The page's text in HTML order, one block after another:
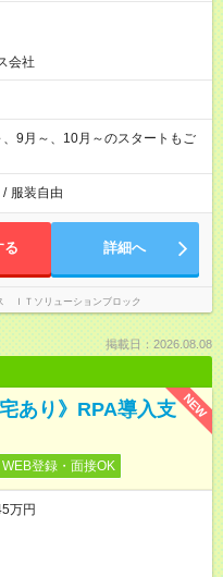
会社
9月～、10月～のスタートもご
/ 服装自由
る 詳細へ
ＩＴソリューションブロック
掲載日：2026.08.08
NEW
あり》RPA導入支
WEB登録・面接OK
万円